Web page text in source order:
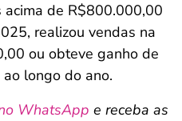
de R$800.000,00
realizou vendas na
ou obteve ganho de
longo do ano.
WhatsApp e receba as